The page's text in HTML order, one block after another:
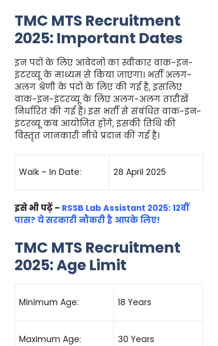
TMC MTS Recruitment
2025: Important Dates
इन पदों के लिए आवेदनों का स्वीकार वाक-इन-
इंटरव्यू के माध्यम से किया जाएगा। भर्ती अलग-
अलग श्रेणी के पदों के लिए की गई है, इसलिए
वाक-इन-इंटरव्यू के लिए अलग-अलग तारीखें
निर्धारित की गई हैं। इस भर्ती से संबंधित वाक-इन-
इंटरव्यू कब आयोजित होंगे, इसकी तिथि की
विस्तृत जानकारी नीचे प्रदान की गई है।
Walk – In Date: 28 April 2025
इसे भी पढ़ें – RSSB Lab Assistant 2025: 12वीं
पास? ये सरकारी नौकरी है आपके लिए!
TMC MTS Recruitment
2025: Age Limit
Minimum Age: 18 Years
Maximum Age: 30 Years